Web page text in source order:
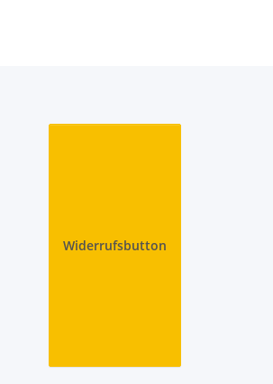
Widerrufsbutton